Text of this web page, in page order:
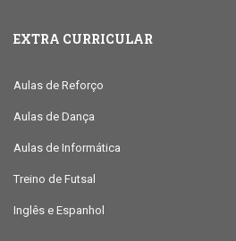
EXTRA CURRICULAR
Aulas de Reforço
Aulas de Dança
Aulas de Informática
Treino de Futsal
Inglês e Espanhol